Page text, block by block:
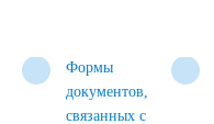
Формы
документов,
связанных с